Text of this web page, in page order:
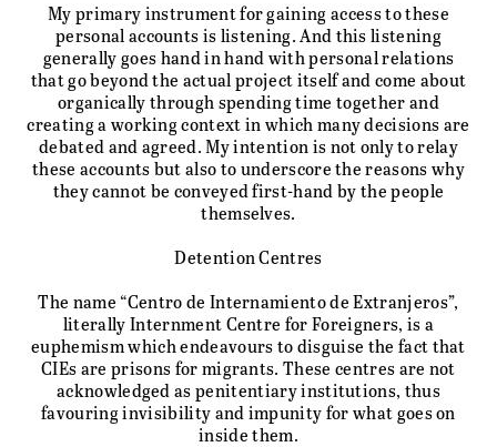
My primary instrument for gaining access to these
personal accounts is listening. And this listening
generally goes hand in hand with personal relations
that go beyond the actual project itself and come about
organically through spending time together and
creating a working context in which many decisions are
debated and agreed. My intention is not only to relay
these accounts but also to underscore the reasons why
they cannot be conveyed first-hand by the people
themselves.
Detention Centres
The name “Centro de Internamiento de Extranjeros”,
literally Internment Centre for Foreigners, is a
euphemism which endeavours to disguise the fact that
CIEs are prisons for migrants. These centres are not
acknowledged as penitentiary institutions, thus
favouring invisibility and impunity for what goes on
inside them.